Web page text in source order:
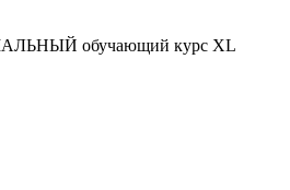
обучающий курс XL